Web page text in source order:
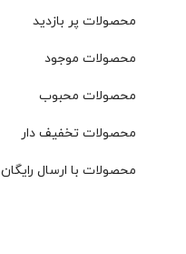
محصولات پر بازدید
محصولات موجود
محصولات محبوب
محصولات تخفیف دار
محصولات با ارسال رایگان